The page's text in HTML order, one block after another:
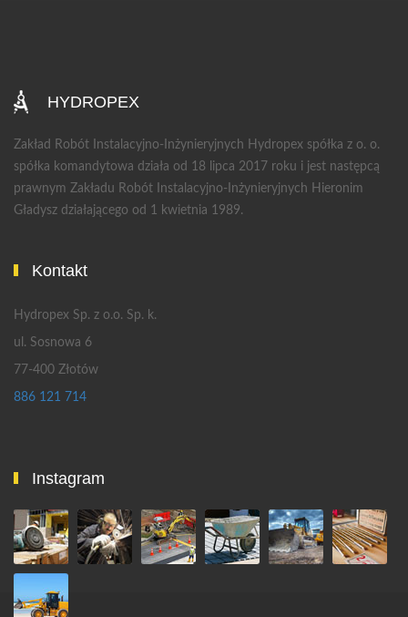
HYDROPEX
Zakład Robót Instalacyjno-Inżynieryjnych Hydropex spółka z o. o.
spółka komandytowa działa od 18 lipca 2017 roku i jest następcą
prawnym Zakładu Robót Instalacyjno-Inżynieryjnych Hieronim
Gładysz działającego od 1 kwietnia 1989.
Kontakt
Hydropex Sp. z o.o. Sp. k.
ul. Sosnowa 6
77-400 Złotów
886 121 714
Instagram